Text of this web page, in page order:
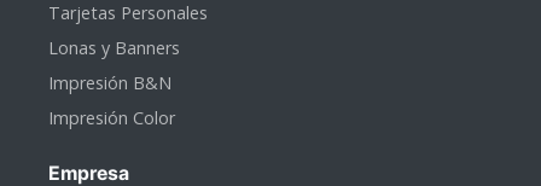
Tarjetas Personales
Lonas y Banners
Impresión B&N
Impresión Color
Empresa